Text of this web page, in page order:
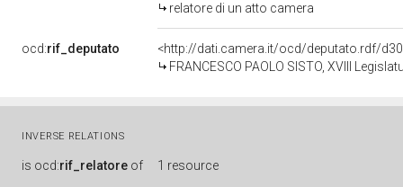
relatore di un atto camera
ocd:rif_deputato
<http://dati.camera.it/ocd/deputato.rdf/
FRANCESCO PAOLO SISTO, XVIII
INVERSE RELATIONS
is ocd:rif_relatore of 1 resource